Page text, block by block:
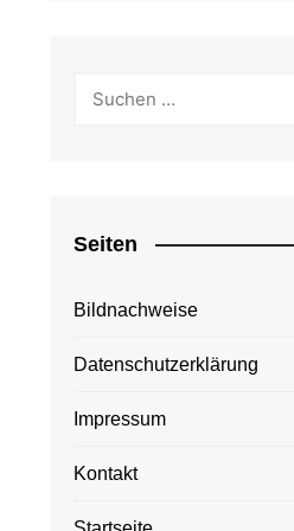
Seiten
Bildnachweise
Datenschutzerklärung
Impressum
Kontakt